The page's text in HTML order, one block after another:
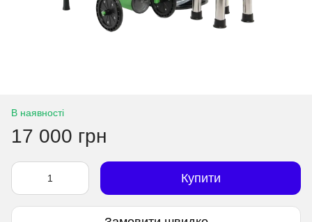
В наявності
17 000 грн
Купити